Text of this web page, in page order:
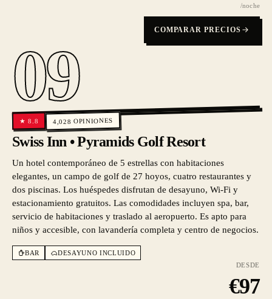
/noche
COMPARAR PRECIOS
09
★8.8 4,028 OPINIONES
Swiss Inn • Pyramids Golf Resort
Un hotel contemporáneo de 5 estrellas con habitaciones
elegantes, un campo de golf de 27 hoyos, cuatro restaurantes y
dos piscinas. Los huéspedes disfrutan de desayuno, Wi-Fi y
estacionamiento gratuitos. Las comodidades incluyen spa, bar,
servicio de habitaciones y traslado al aeropuerto. Es apto para
niños y accesible, con lavandería completa y centro de negocios.
BAR
DESAYUNO INCLUIDO
DESDE
€97